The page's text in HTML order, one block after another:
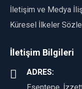
İletişim ve Medya
Küresel İlkeler
İletişim Bilgileri
ADRES: